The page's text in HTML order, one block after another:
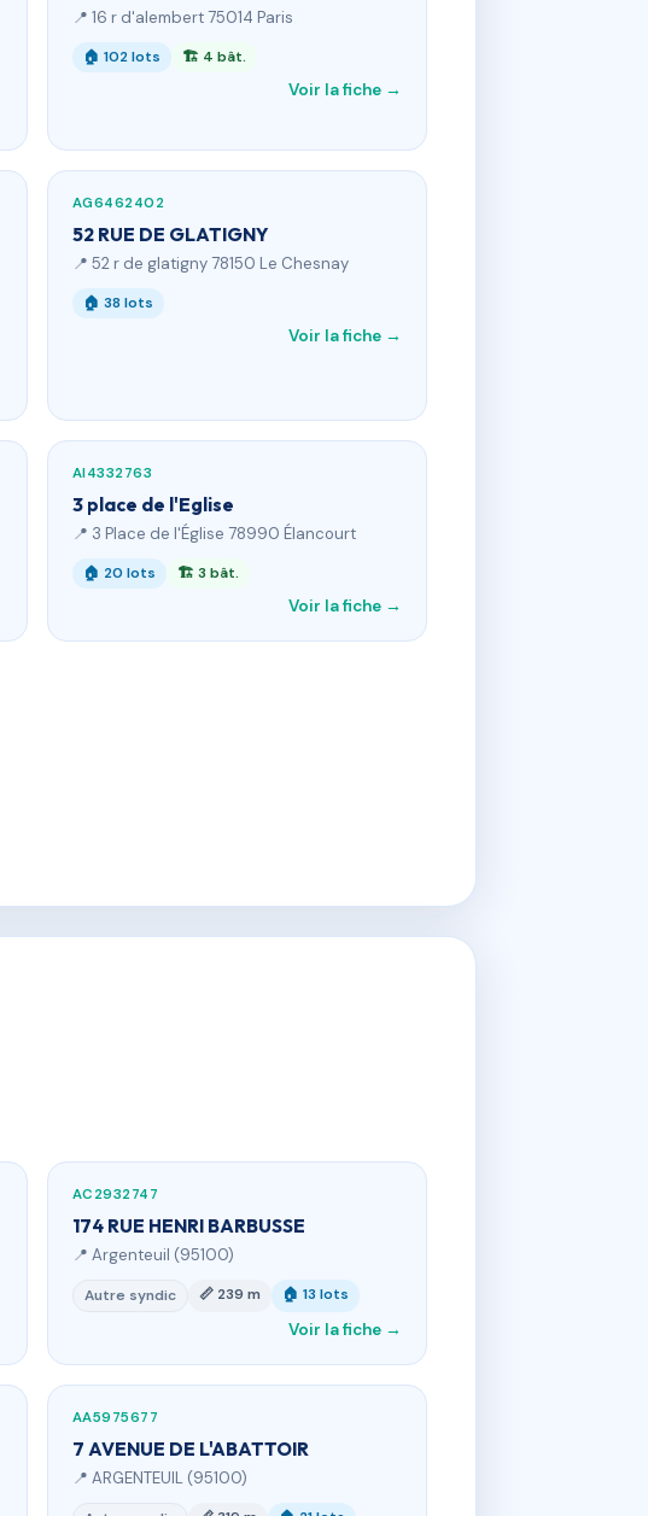
📍 16 r d'alembert 75014 Paris
🏠 102 lots 🏗 4 bât.
Voir la fiche →
AG6462402
52 RUE DE GLATIGNY
📍 52 r de glatigny 78150 Le Chesnay
🏠 38 lots
Voir la fiche →
AI4332763
3 place de l'Eglise
📍 3 Place de l'Église 78990 Élancourt
🏠 20 lots 🏗 3 bât.
Voir la fiche →
AC2932747
174 RUE HENRI BARBUSSE
📍 Argenteuil (95100)
Autre syndic 📏 239 m 🏠 13 lots
Voir la fiche →
AA5975677
7 AVENUE DE L'ABATTOIR
📍 ARGENTEUIL (95100)